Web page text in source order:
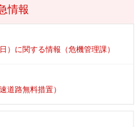
情報
）に関する情報（危機管理課）
道路無料措置）